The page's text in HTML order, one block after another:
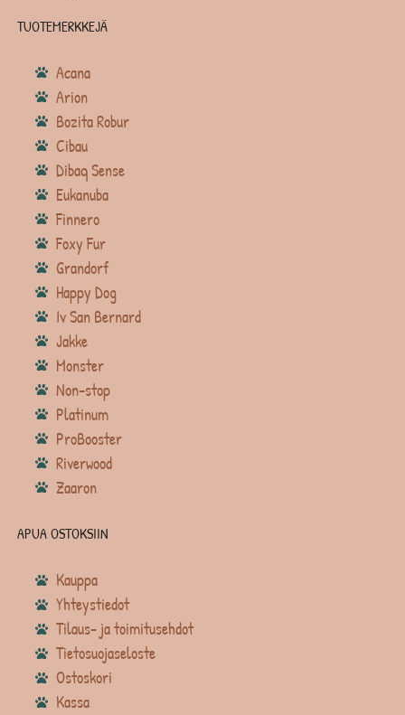
TUOTEMERKKEJÄ
Acana
Arion
Bozita Robur
Cibau
Dibaq Sense
Eukanuba
Finnero
Foxy Fur
Grandorf
Happy Dog
Iv San Bernard
Jakke
Monster
Non-stop
Platinum
ProBooster
Riverwood
Zaaron
APUA OSTOKSIIN
Kauppa
Yhteystiedot
Tilaus- ja toimitusehdot
Tietosuojaseloste
Ostoskori
Kassa